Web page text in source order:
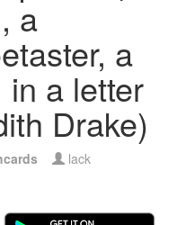
a
a
in a letter
Drake)
lack